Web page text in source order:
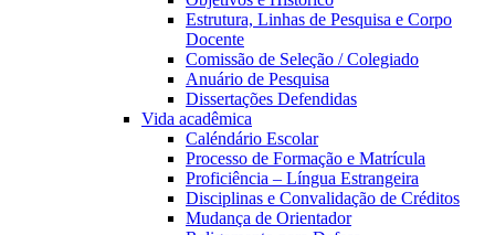
Estrutura, Linhas de Pesquisa e Corpo
Docente
Comissão de Seleção / Colegiado
Anuário de Pesquisa
Dissertações Defendidas
Vida acadêmica
Caléndário Escolar
Processo de Formação e Matrícula
Proficiência – Língua Estrangeira
Disciplinas e Convalidação de Créditos
Mudança de Orientador